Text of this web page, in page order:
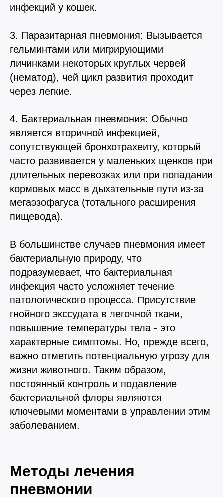
инфекций у кошек.
3. Паразитарная пневмония: Вызывается
гельминтами или мигрирующими
личинками некоторых круглых червей
(нематод), чей цикл развития проходит
через легкие.
4. Бактериальная пневмония: Обычно
является вторичной инфекцией,
сопутствующей бронхотрахеиту, который
часто развивается у маленьких щенков при
длительных перевозках или при попадании
кормовых масс в дыхательные пути из-за
мегаэзофагуса (тотального расширения
пищевода).
В большинстве случаев пневмония имеет
бактериальную природу, что
подразумевает, что бактериальная
инфекция часто усложняет течение
патологического процесса. Присутствие
гнойного экссудата в легочной ткани,
повышение температуры тела - это
характерные симптомы. Но, прежде всего,
важно отметить потенциальную угрозу для
жизни животного. Таким образом,
постоянный контроль и подавление
бактериальной флоры являются
ключевыми моментами в управлении этим
заболеванием.
Методы лечения
пневмонии